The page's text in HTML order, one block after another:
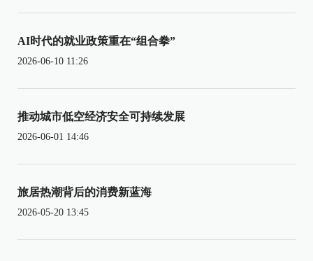
AI时代的就业政策重在“组合拳”
2026-06-10 11:26
推动城市低空经济安全可持续发展
2026-06-01 14:46
旅居热潮背后的消费新蓝海
2026-05-20 13:45